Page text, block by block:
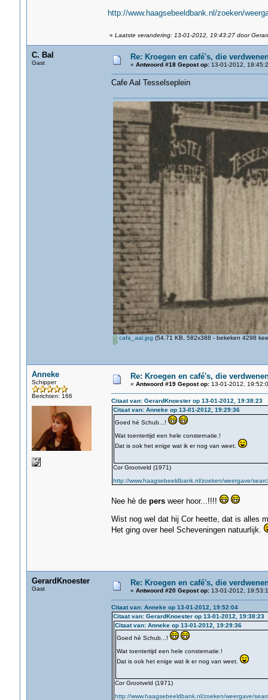
http://www.haagsebeeldbank.nl/zoeken/
« Laatste verandering: 13-01-2012, 19:43:27 door
C. Bal
Gast
Re: Kroegen en café's, die
« Antwoord #18 Gepost op:13-01-2012,
Cafe Aal Tesselseplein
cafa_aal.jpg (54.71 KB, 582x388 - bekeken 4298
Anneke
Schipper
Berichten: 166
Re: Kroegen en café's, die
« Antwoord #19 Gepost op:13-01-2012,
Citaat van: GerardKnoester op 13-01-2012, 19:38:23
Citaat van: Anneke op 13-01-2012, 19:29:36
Goed hè Schub...!
Wat toentertijd een hele consternatie.!
Dat is ook het enige wat ik er nog van weet.
Cor Grootveld (1971)
http://www.haagsebeeldbank.nl/zoeken/weergave/
Nee hè de pers weer hoor...!!!!
Wist nog wel dat hij Cor heette, dat is alles
Het ging over heel Scheveningen natuurlijk.
GerardKnoester
Gast
Re: Kroegen en café's, die
« Antwoord #20 Gepost op:13-01-2012,
Citaat van: Anneke op 13-01-2012, 19:52:04
Citaat van: GerardKnoester op 13-01-2012, 19:38:23
Citaat van: Anneke op 13-01-2012, 19:29:36
Goed hè Schub...!
Wat toentertijd een hele consternatie.!
Dat is ook het enige wat ik er nog van weet.
Cor Grootveld (1971)
http://www.haagsebeeldbank.nl/zoeken/weergave/